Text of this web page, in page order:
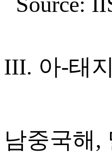
III. 아-태
남중국해,